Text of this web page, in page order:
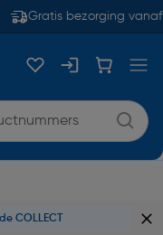
Gratis bezorging vanaf
COLLECT